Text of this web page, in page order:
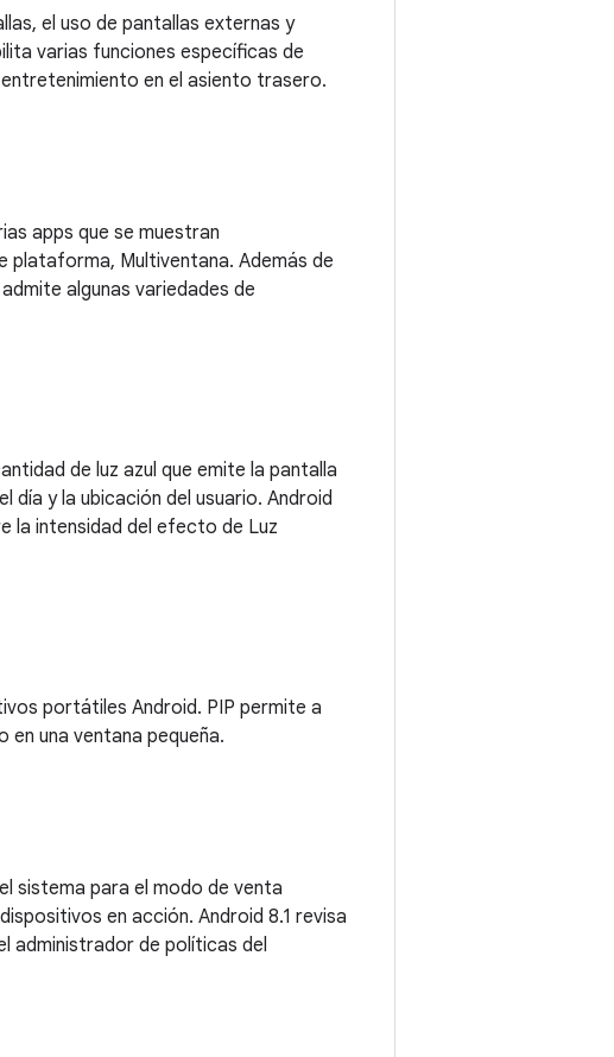
el uso de pantallas externas y
varias funciones específicas de
en el asiento trasero.
apps que se muestran
plataforma, Multiventana. Además de
algunas variedades de
de luz azul que emite la pantalla
día y la ubicación del usuario. Android
la intensidad del efecto de Luz
portátiles Android. PIP permite a
en una ventana pequeña.
sistema para el modo de venta
en acción. Android 8.1 revisa
administrador de políticas del